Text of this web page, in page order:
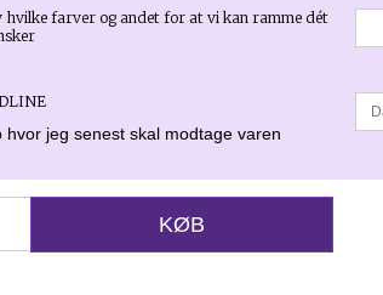
hvilke farver og andet for at vi kan ramme dét
hvor jeg senest skal modtage varen
KØB